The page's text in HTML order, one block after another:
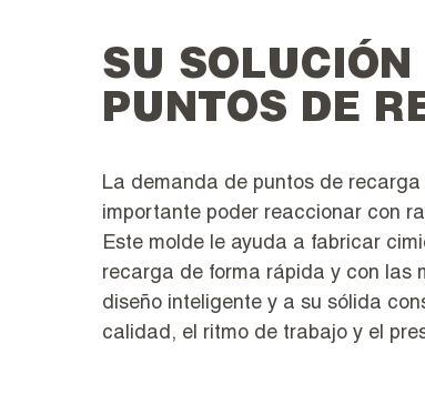
SU SOLUCIÓN
PUNTOS DE
La demanda de puntos de
importante poder reaccionar con
Este molde le ayuda a fabricar
recarga de forma rápida y con las
diseño inteligente y a su sólida
calidad, el ritmo de trabajo y el